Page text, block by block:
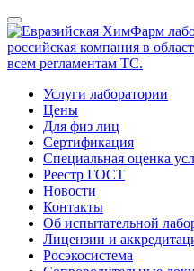
Услуги лаборатории
Цены
Для физ лиц
Сертификация
Специальная оценка
Реестр ГОСТ
Новости
Контакты
Об испытательной
Лицензии и
Росэкосистема